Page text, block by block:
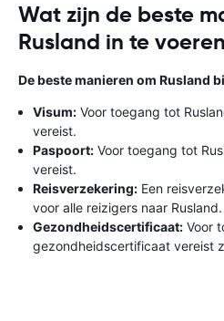
Wat zijn de beste
Rusland in te
De beste manieren om Rusland
Visum: Voor toegang tot
vereist.
Paspoort: Voor toegang tot
vereist.
Reisverzekering: Een
voor alle reizigers naar Rusland.
Gezondheidscertificaat: Voor
gezondheidscertificaat vereist